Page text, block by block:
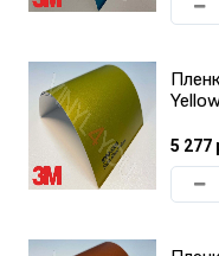
5 277